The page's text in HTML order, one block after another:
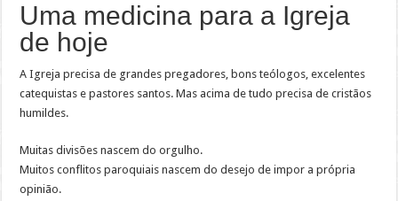
Uma medicina para a Igreja
de hoje
A Igreja precisa de grandes pregadores, bons teólogos, excelentes
catequistas e pastores santos. Mas acima de tudo precisa de cristãos
humildes.
Muitas divisões nascem do orgulho.
Muitos conflitos paroquiais nascem do desejo de impor a própria
opinião.